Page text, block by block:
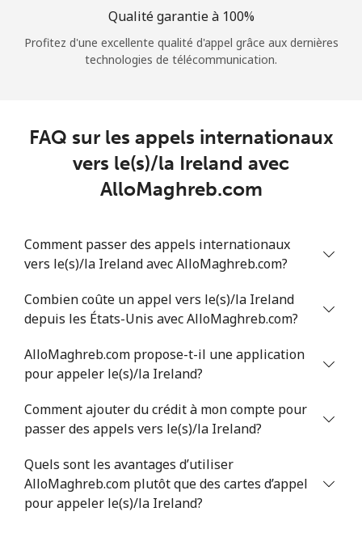
Qualité garantie à 100%
Profitez d'une excellente qualité d'appel grâce aux dernières
technologies de télécommunication.
FAQ sur les appels internationaux
vers le(s)/la Ireland avec
AlloMaghreb.com
Comment passer des appels internationaux
vers le(s)/la Ireland avec AlloMaghreb.com?
Combien coûte un appel vers le(s)/la Ireland
depuis les États-Unis avec AlloMaghreb.com?
AlloMaghreb.com propose-t-il une application
pour appeler le(s)/la Ireland?
Comment ajouter du crédit à mon compte pour
passer des appels vers le(s)/la Ireland?
Quels sont les avantages d’utiliser
AlloMaghreb.com plutôt que des cartes d’appel
pour appeler le(s)/la Ireland?